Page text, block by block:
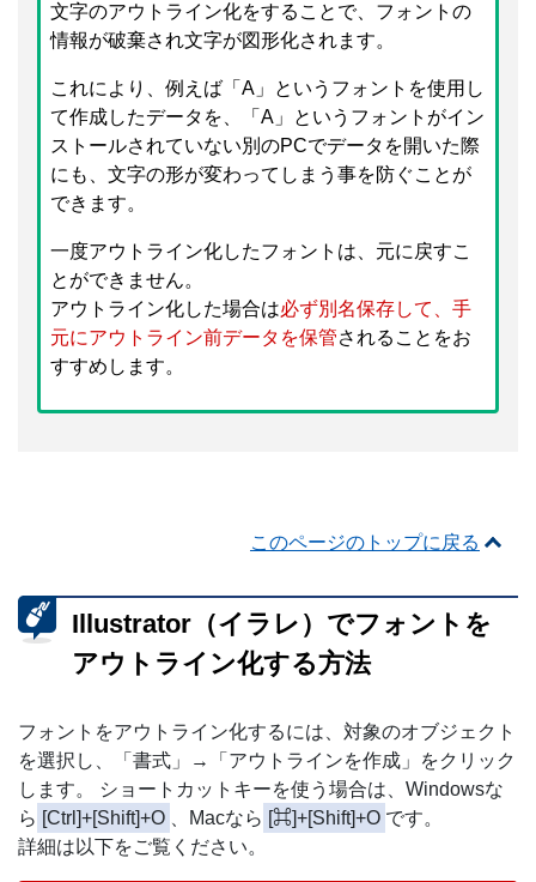
文字のアウトライン化をすることで、フォントの
情報が破棄され文字が図形化されます。
これにより、例えば「A」というフォントを使用し
て作成したデータを、「A」というフォントがイン
ストールされていない別のPCでデータを開いた際
にも、文字の形が変わってしまう事を防ぐことが
できます。
一度アウトライン化したフォントは、元に戻すこ
とができません。
アウトライン化した場合は必ず別名保存して、手
元にアウトライン前データを保管されることをお
すすめします。
このページのトップに戻る
Illustrator（イラレ）でフォントを
アウトライン化する方法
フォントをアウトライン化するには、対象のオブジェクト
を選択し、「書式」→「アウトラインを作成」をクリック
します。 ショートカットキーを使う場合は、Windowsな
ら [Ctrl]+[Shift]+O 、Macなら [⌘]+[Shift]+O です。
詳細は以下をご覧ください。